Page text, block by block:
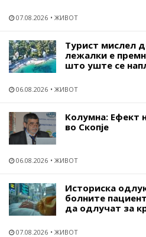
07.08.2026 ЖИВОТ
Турист мислел
лежалки е
што уште се
06.08.2026 ЖИВОТ
Колумна: Ефект
во Скопје
06.08.2026 ЖИВОТ
Историска
болните
да одлучат за
07.08.2026 ЖИВОТ